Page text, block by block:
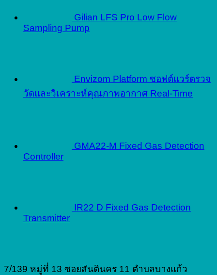
Gilian LFS Pro Low Flow
Sampling Pump
Envizom Platform ซอฟต์แวร์ตรวจ
วัดและวิเคราะห์คุณภาพอากาศ Real-Time
GMA22-M Fixed Gas Detection
Controller
IR22 D Fixed Gas Detection
Transmitter
7/139 หมู่ที่ 13 ซอยสันตินคร 11 ตำบลบางแก้ว